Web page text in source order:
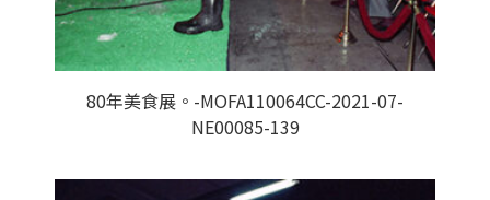
80年美食展。-MOFA110064CC-2021-07-
NE00085-139